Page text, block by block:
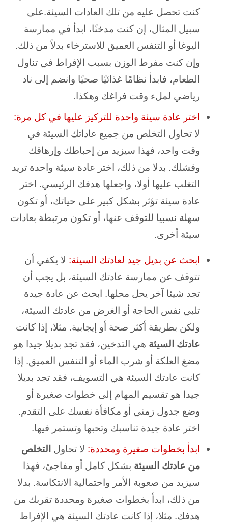
كنت تحصل عليه من تلك العادات السيئة.على
سبيل المثال، إن كنت مدخنًا، ابدأ في ممارسة
اليوغا أو التنفس العميق للاسترخاء بدلاً من ذلك.
وإن كنت مفرط الوزن بسبب الإفراط في تناول
الطعام، فابدأ نظامًا غذائيًا صحيًا وانضم إلى ناد
رياضي لملء وقت فراغك وهكذا.
اختر عادة سيئة واحدة للتركيز عليها في كل مرة:
لا تحاول التخلص من جميع عاداتك السيئة في
وقت واحد، فهذا سيزيد من إحباطك وإرهاقك
وفشلك. بدلا من ذلك، اختر عادة سيئة واحدة تريد
التغلب عليها أولا، واجعلها هدفك الرئيسي. اختر
عادة سيئة تؤثر بشكل كبير على حياتك، أو تكون
سهلة نسبيا للتوقف عنها، أو تكون مرتبطة بعادات
سيئة أخرى.
ابحث عن بديل جيد لعادتك السيئة: لا يكفي أن
تتوقف عن ممارسة عادتك السيئة، بل يجب أن
تجد شيئا آخر يحل محلها. ابحث عن عادة جيدة
تلبي نفس الحاجة أو الغرض من عادتك السيئة،
ولكن بطريقة أكثر صحة أو إيجابية. مثلا، إذا كانت
عادتك السيئة هي التدخين، فقد تجد بديلا جيدا هو
مضغ العلكة أو شرب الماء أو التنفس العميق. إذا
كانت عادتك السيئة هي التسويف، فقد تجد بديلا
جيدا هو تقسيم المهام إلى خطوات صغيرة أو
وضع جدول زمني أو مكافأة نفسك على التقدم.
اختر عادة جيدة تناسبك وتحبها وتستمر فيها.
ابدأ بخطوات صغيرة ومحددة: لا تحاول التخلص
من عادتك السيئة بشكل كامل أو مفاجئ، فهذا
سيزيد من صعوبة الأمر واحتمالية الانتكاسة. بدلا
من ذلك، ابدأ بخطوات صغيرة ومحددة تقربك من
هدفك. مثلا، إذا كانت عادتك السيئة هي الإفراط